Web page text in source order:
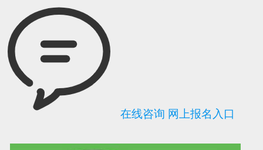
可信网站信用评 网络警察提醒你 诚信网站
在线咨询 网上报名入口